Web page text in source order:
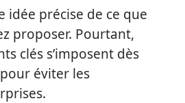
idée précise de ce que
proposer. Pourtant,
clés s’imposent dès
éviter les